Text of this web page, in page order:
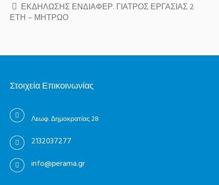
ΕΚΔΗΛΩΣΗΣ ΕΝΔΙΑΦΕΡ. ΓΙΑΤΡΟΣ ΕΡΓΑΣΙΑΣ 2
ΕΤΗ – ΜΗΤΡΩΟ
Στοιχεία Επικοινωνίας
Λεωφ. Δημοκρατίας 28
2132037277
info@perama.gr